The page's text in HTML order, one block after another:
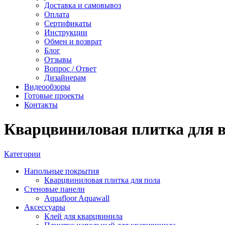
Доставка и самовывоз
Оплата
Сертификаты
Инструкции
Обмен и возврат
Блог
Отзывы
Вопрос / Ответ
Дизайнерам
Видеообзоры
Готовые проекты
Контакты
Кварцвиниловая плитка для
Категории
Напольные покрытия
Кварцвиниловая плитка для пола
Стеновые панели
Aquafloor Aquawall
Аксессуары
Клей для кварцвинила